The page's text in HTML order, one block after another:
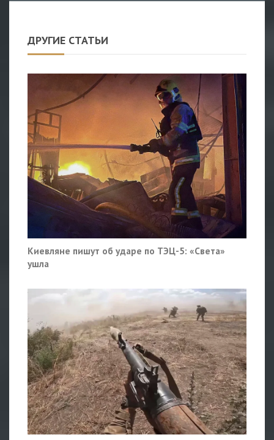
ДРУГИЕ СТАТЬИ
Киевляне пишут об ударе по ТЭЦ-5: «Света»
ушла